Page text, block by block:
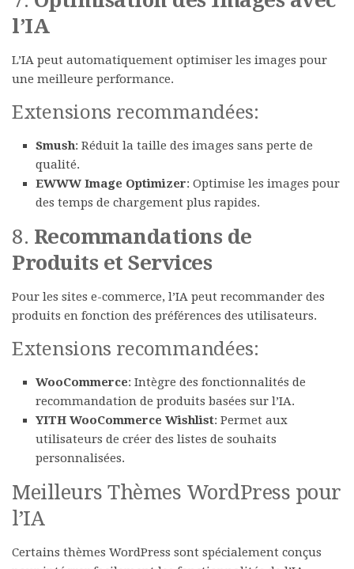
l’IA
L’IA peut automatiquement optimiser les images pour
une meilleure performance.
Extensions recommandées:
Smush: Réduit la taille des images sans perte de
qualité.
EWWW Image Optimizer: Optimise les images pour
des temps de chargement plus rapides.
8. Recommandations de
Produits et Services
Pour les sites e-commerce, l’IA peut recommander des
produits en fonction des préférences des utilisateurs.
Extensions recommandées:
WooCommerce: Intègre des fonctionnalités de
recommandation de produits basées sur l’IA.
YITH WooCommerce Wishlist: Permet aux
utilisateurs de créer des listes de souhaits
personnalisées.
Meilleurs Thèmes WordPress pour
l’IA
Certains thèmes WordPress sont spécialement conçus